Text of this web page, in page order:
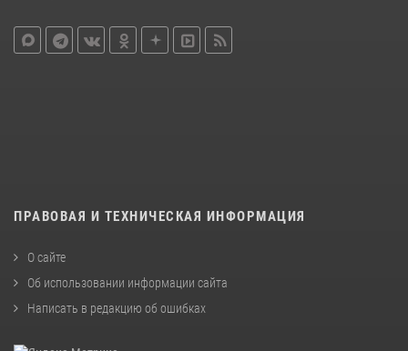
ПРАВОВАЯ И ТЕХНИЧЕСКАЯ ИНФОРМАЦИЯ
О сайте
Об использовании информации сайта
Написать в редакцию об ошибках